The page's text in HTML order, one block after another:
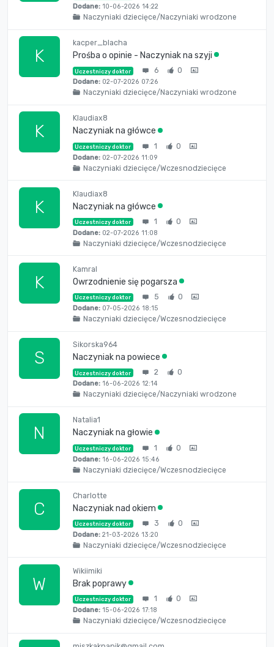
Dodane:10-06-2026 14:22
Naczyniaki dziecięce/Naczyniaki wrodzone
K
kacper_blacha
Prośba o opinie - Naczyniak na szyji
Uczestniczy doktor 6 0
Dodane:02-07-2026 07:26
Naczyniaki dziecięce/Naczyniaki wrodzone
K
Klaudiax8
Naczyniak na główce
Uczestniczy doktor 1 0
Dodane:02-07-2026 11:09
Naczyniaki dziecięce/Wczesnodziecięce
K
Klaudiax8
Naczyniak na główce
Uczestniczy doktor 1 0
Dodane:02-07-2026 11:08
Naczyniaki dziecięce/Wczesnodziecięce
K
Kamral
Owrzodnienie się pogarsza
Uczestniczy doktor 5 0
Dodane:07-05-2026 18:15
Naczyniaki dziecięce/Wczesnodziecięce
S
Sikorska964
Naczyniak na powiece
Uczestniczy doktor 2 0
Dodane:16-06-2026 12:14
Naczyniaki dziecięce/Naczyniaki wrodzone
N
Natalia1
Naczyniak na głowie
Uczestniczy doktor 1 0
Dodane:16-06-2026 15:46
Naczyniaki dziecięce/Wczesnodziecięce
C
Charlotte
Naczyniak nad okiem
Uczestniczy doktor 3 0
Dodane:21-03-2026 13:20
Naczyniaki dziecięce/Wczesnodziecięce
W
Wikiimiki
Brak poprawy
Uczestniczy doktor 1 0
Dodane:15-06-2026 17:18
Naczyniaki dziecięce/Wczesnodziecięce